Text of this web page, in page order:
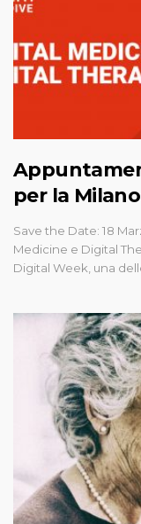
per la
Save the Date: 18
Medicine e Digital
Digital Week, una